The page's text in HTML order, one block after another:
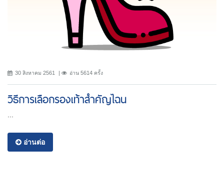
30 สิงหาคม 2561 อ่าน 5614 ครั้ง
วิธีการเลือกรองเท้าสำคัญไฉน
อ่านต่อ